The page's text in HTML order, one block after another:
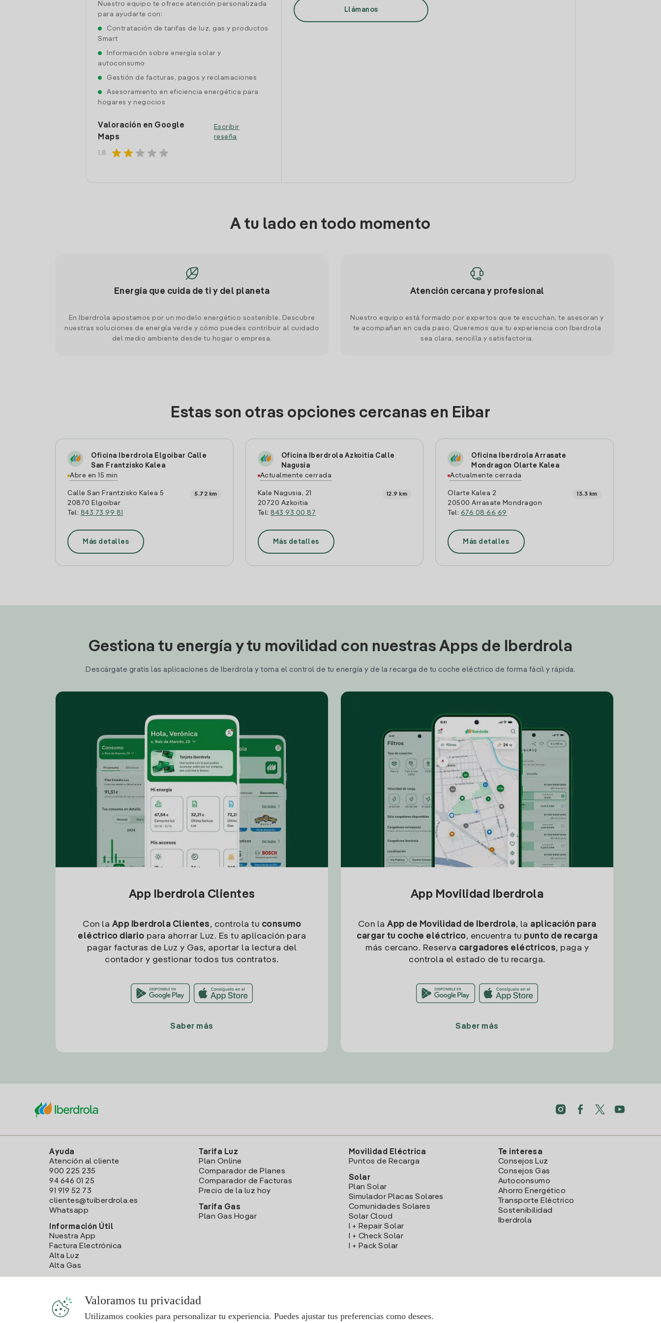
Nuestro equipo te ofrece atención personalizada
para ayudarte con:
Contratación de tarifas de luz, gas y productos
Smart
Información sobre energía solar y
autoconsumo
Gestión de facturas, pagos y reclamaciones
Asesoramiento en eficiencia energética para
hogares y negocios
Valoración en Google
Maps
1.8 starstar star star star
Escribir
reseña
Llámanos
A tu lado en todo momento
Energía que cuida de ti y del planeta
En Iberdrola apostamos por un modelo energético sostenible. Descubre
nuestras soluciones de energía verde y cómo puedes contribuir al cuidado
del medio ambiente desde tu hogar o empresa.
Atención cercana y profesional
Nuestro equipo está formado por expertos que te escuchan, te asesoran y
te acompañan en cada paso. Queremos que tu experiencia con Iberdrola
sea clara, sencilla y satisfactoria.
Estas son otras opciones cercanas en Eibar
Oficina Iberdrola Elgoibar Calle
San Frantzisko Kalea
Abre en 15 min
Calle San Frantzisko Kalea 5
20870 Elgoibar
Tel: 843 73 99 81
5.72 km
Más detalles
Oficina Iberdrola Azkoitia Calle
Nagusia
Actualmente cerrada
Kale Nagusia, 21
20720 Azkoitia
Tel:843 93 00 87
12.9 km
Más detalles
Oficina Iberdrola Arrasate
Mondragon Olarte Kalea
Actualmente cerrada
Olarte Kalea 2
20500 Arrasate Mondragon
Tel: 676 08 66 69
13.3 km
Más detalles
Gestiona tu energía y tu movilidad con nuestras Apps de Iberdrola
Descárgate gratis las aplicaciones de Iberdrola y toma el control de tu energía y de la recarga de tu coche eléctrico de forma fácil y rápida.
App Iberdrola Clientes
Con la App Iberdrola Clientes, controla tu consumo
eléctrico diario para ahorrar Luz. Es tu aplicación para
pagar facturas de Luz y Gas, aportar la lectura del
contador y gestionar todos tus contratos.
Saber más
App Movilidad Iberdrola
Con la App de Movilidad de Iberdrola, la aplicación para
cargar tu coche eléctrico, encuentra tu punto de recarga
más cercano. Reserva cargadores eléctricos, paga y
controla el estado de tu recarga.
Saber más
Ayuda
Atención al cliente
900 225 235
94 646 01 25
91 919 52 73
clientes@tuiberdrola.es
Whatsapp
Información Útil
Nuestra App
Factura Electrónica
Alta Luz
Alta Gas
Tarifa Luz
Plan Online
Comparador de Planes
Comparador de Facturas
Precio de la luz hoy
Tarifa Gas
Plan Gas Hogar
Movilidad Eléctrica
Puntos de Recarga
Solar
Plan Solar
Simulador Placas Solares
Comunidades Solares
Solar Cloud
I + Repair Solar
I + Check Solar
I + Pack Solar
Te interesa
Consejos Luz
Consejos Gas
Autoconsumo
Ahorro Energético
Transporte Eléctrico
Sostenibilidad
Iberdrola
Valoramos tu privacidad
Utilizamos cookies para personalizar tu experiencia. Puedes ajustar tus preferencias como desees.